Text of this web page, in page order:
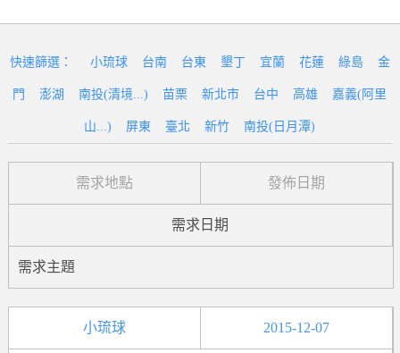
快速篩選： 小琉球 台南 台東 墾丁 宜蘭 花蓮 綠島 金
門 澎湖 南投(清境...) 苗栗 新北市 台中 高雄 嘉義(阿里
山...) 屏東 臺北 新竹 南投(日月潭)
需求地點 發佈日期
需求日期
需求主題
小琉球 2015-12-07